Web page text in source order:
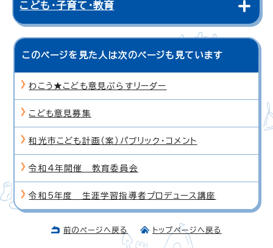
こども・子育て・教育
このページを見た人は次のページも見ています
わこう★こども意見ぷらすリーダー
こども意見募集
和光市こども計画（案）パブリック・コメント
令和4年開催 教育委員会
令和5年度 生涯学習指導者プロデュース講座
前のページへ戻る トップページへ戻る